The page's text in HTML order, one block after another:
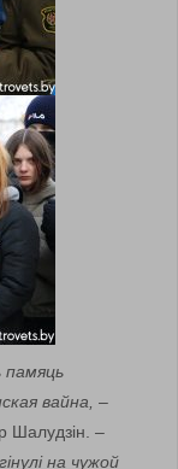
памяць
вайна, –
Шалудзін. –
на чужой